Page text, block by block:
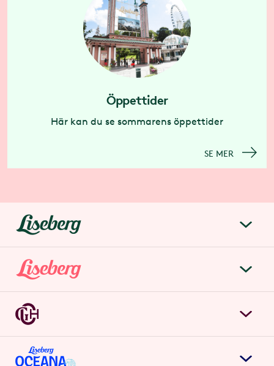
Öppettider
Här kan du se sommarens öppettider
SE MER
liseberg.se
Om Liseberg
Kontakta oss
Jobba hos oss
Möten & event
Lisebergsparken
Biljetter & priser
Årspass
Grand Curiosa Hotel